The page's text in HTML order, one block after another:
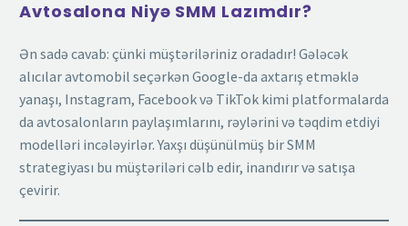
Avtosalona Niyə SMM Lazımdır?
Ən sadə cavab: çünki müştəriləriniz oradadır! Gələcək
alıcılar avtomobil seçərkən Google-da axtarış etməklə
yanaşı, Instagram, Facebook və TikTok kimi platformalarda
da avtosalonların paylaşımlarını, rəylərini və təqdim etdiyi
modelləri incələyirlər. Yaxşı düşünülmüş bir SMM
strategiyası bu müştəriləri cəlb edir, inandırır və satışa
çevirir.